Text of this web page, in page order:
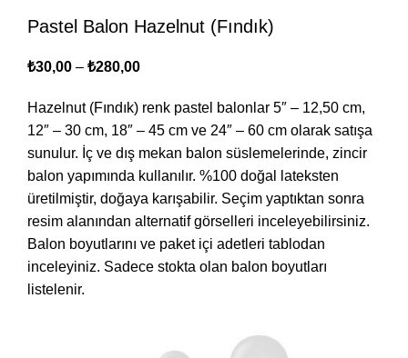
Pastel Balon Hazelnut (Fındık)
₺30,00 – ₺280,00
Hazelnut (Fındık) renk pastel balonlar 5″ – 12,50 cm,
12″ – 30 cm, 18″ – 45 cm ve 24″ – 60 cm olarak satışa
sunulur. İç ve dış mekan balon süslemelerinde, zincir
balon yapımında kullanılır. %100 doğal lateksten
üretilmiştir, doğaya karışabilir. Seçim yaptıktan sonra
resim alanından alternatif görselleri inceleyebilirsiniz.
Balon boyutlarını ve paket içi adetleri tablodan
inceleyiniz. Sadece stokta olan balon boyutları
listelenir.